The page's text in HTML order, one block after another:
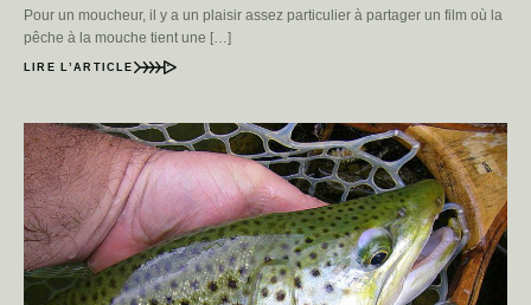
Pour un moucheur, il y a un plaisir assez particulier à partager un film où la
pêche à la mouche tient une […]
LIRE L’ARTICLE